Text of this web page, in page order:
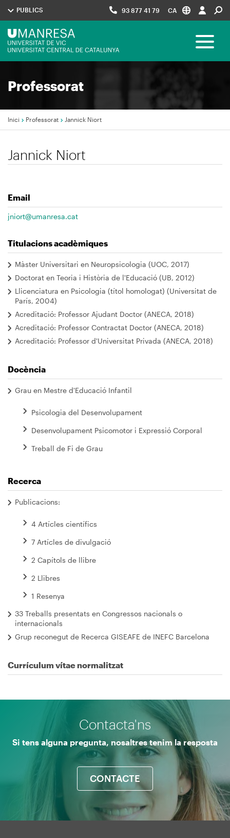
Menú
UManresa
PUBLICS 93 877 41 79 CA
Navegació
Toggle
Professorat
d'Ariadna
Inici Professorat Jannick Niort
Jannick Niort
Email
jniort@umanresa.cat
Titulacions acadèmiques
Màster Universitari en Neuropsicologia (UOC, 2017)
Doctorat en Teoria i Història de l'Educació (UB, 2012)
Llicenciatura en Psicologia (títol homologat) (Universitat de
París, 2004)
Acreditació: Professor Ajudant Doctor (ANECA, 2018)
Acreditació: Professor Contractat Doctor (ANECA, 2018)
Acreditació: Professor d'Universitat Privada (ANECA, 2018)
Docència
Grau en Mestre d'Educació Infantil
Psicologia del Desenvolupament
Desenvolupament Psicomotor i Expressió Corporal
Treball de Fi de Grau
Recerca
Publicacions:
4 Artícles científics
7 Artícles de divulgació
2 Capítols de llibre
2 Llibres
1 Resenya
33 Treballs presentats en Congressos nacionals o
internacionals
Grup reconegut de Recerca GISEAFE de INEFC Barcelona
Currículum vítae normalitzat
Contacta'ns
Si tens alguna pregunta, nosaltres tenim la resposta
CONTACTE